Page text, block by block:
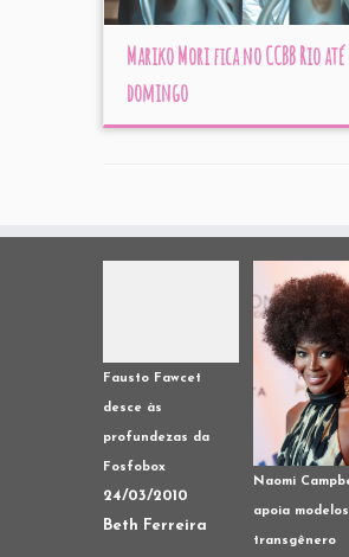
Mariko Mori fica no CCBB Rio até
domingo
Fausto Fawcet
desce às
profundezas da
Fosfobox
24/03/2010
Beth Ferreira
Naomi
apoia modelos
transgênero